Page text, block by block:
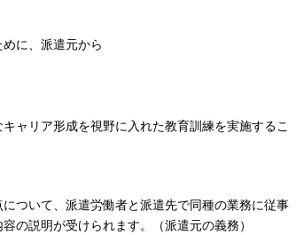
に、派遣元から
ャリア形成を視野に入れた教育訓練を実施するこ
ついて、派遣労働者と派遣先で同種の業務に従事
の説明が受けられます。（派遣元の義務）